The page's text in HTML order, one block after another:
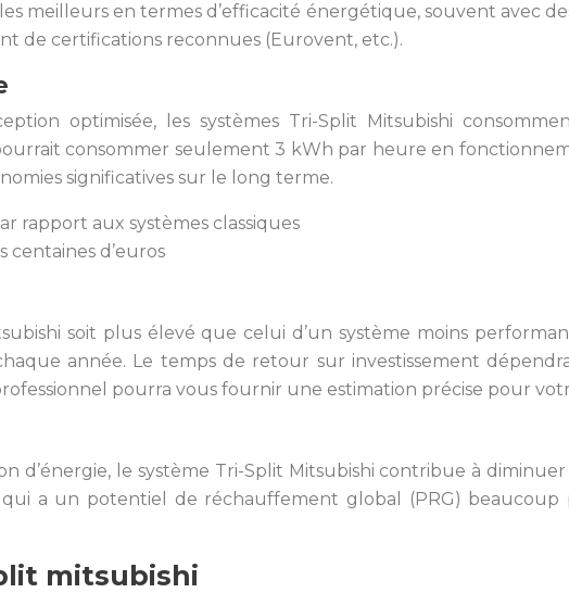
meilleurs en termes d’efficacité énergétique, souvent avec
de certifications reconnues (Eurovent, etc.).
optimisée, les systèmes Tri-Split Mitsubishi
consommer seulement 3 kWh par heure en
significatives sur le long terme.
rapport aux systèmes classiques
d’euros
soit plus élevé que celui d’un système moins
année. Le temps de retour sur investissement
pourra vous fournir une estimation précise pour
d’énergie, le système Tri-Split Mitsubishi contribue à
a un potentiel de réchauffement global (PRG) beaucoup
mitsubishi